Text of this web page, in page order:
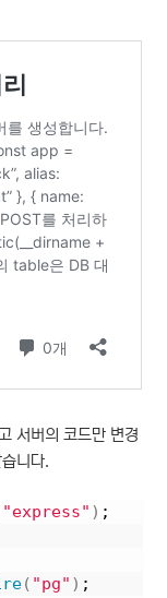
서버의 코드만 변경
니다.
"express" ) ;
( "pg" ) ;